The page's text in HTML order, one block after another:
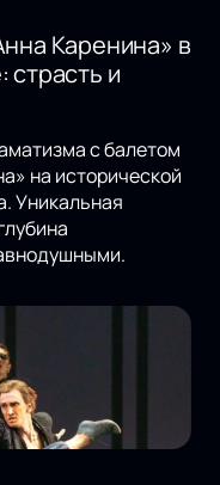
Каренина» в
страсть и
с балетом
на исторической
Уникальная